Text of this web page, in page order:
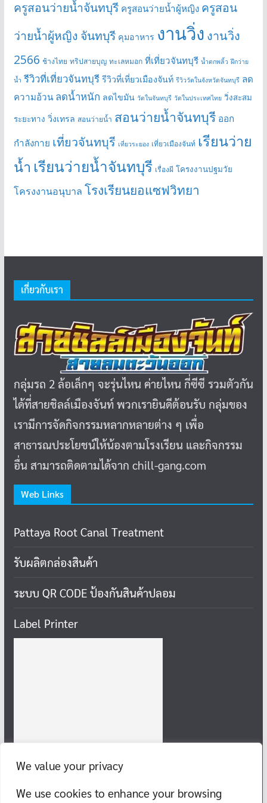
We value your privacy
We use cookies to enhance your browsing
ครูสอนว่ายน้ำจันทบุรี ครูสอนว่ายน้ำผู้หญิง ครูสอน
ว่ายน้ำผู้หญิง จันทบุรี คุมอาหาร งานวิ่ง งานวิ่ง
2566 ช้างไทย ทริปสายบุญ ทะเลหมอก ที่เที่ยวจันทบุรี น้ำตกพลิ้ว ฝึกว่าย
น้ำ รีวิวที่เที่ยวจันทบุรี รีวิวที่เที่ยวเมืองจันท์ รีวิววัดในจังหวัดจันทบุรี ลด
ความอ้วน ลดน้ำหนัก ลดไขมัน วัดในจันทบุรี วัดในประเทศไทย วิ่งสะสม
ระยะทาง วิ่งเทรล สอนว่ายน้ำ สอนว่ายน้ำจันทบุรี ออก
กำลังกาย เที่ยวจันทบุรี เที่ยวระยอง เที่ยวเมืองจันท์ เรียนว่าย
น้ำ เรียนว่ายน้ำจันทบุรี เรื่องผี โครงงานปฐมวัย
โครงงานอนุบาล โรงเรียนยอแซฟวิทยา
เกี่ยวกับเรา
กลุ่มรถ 2 ล้อเล็กๆ จะรุ่นไหน ค่ายไหน กี่ซีซี รวมตัวกัน
ได้ที่สายชิลล์เมืองจันท์ พวกเรายินดีต้อนรับ กลุ่มของ
เรามีการจัดกิจกรรมหลากหลายต่าง ๆ เพื่อ
สาธารณประโยชน์ให้น้องตามโรงเรียน และกิจกรรม
อื่น สามารถติดตามได้จาก chill-gang.com
Web Links
Pattaya Root Canal Treatment
รับผลิตกล่องสินค้า
ระบบ QR CODE ป้องกันสินค้าปลอม
Label Printer